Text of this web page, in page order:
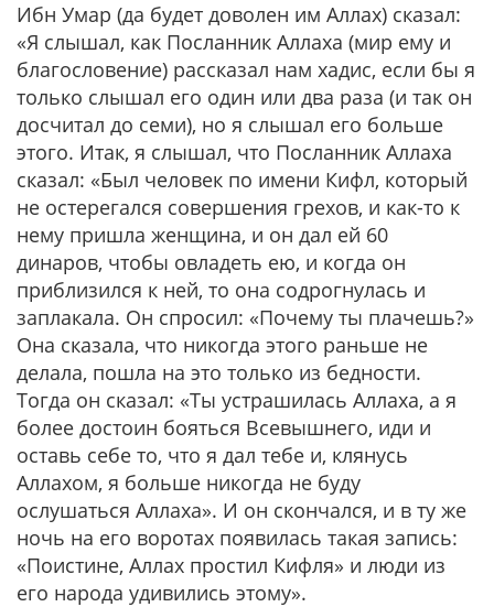
Ибн Умар (да будет доволен им Аллах) сказал:
«Я слышал, как Посланник Аллаха (мир ему и
благословение) рассказал нам хадис, если бы я
только слышал его один или два раза (и так он
досчитал до семи), но я слышал его больше
этого. Итак, я слышал, что Посланник Аллаха
сказал: «Был человек по имени Кифл, который
не остерегался совершения грехов, и как-то к
нему пришла женщина, и он дал ей 60
динаров, чтобы овладеть ею, и когда он
приблизился к ней, то она содрогнулась и
заплакала. Он спросил: «Почему ты плачешь?»
Она сказала, что никогда этого раньше не
делала, пошла на это только из бедности.
Тогда он сказал: «Ты устрашилась Аллаха, а я
более достоин бояться Всевышнего, иди и
оставь себе то, что я дал тебе и, клянусь
Аллахом, я больше никогда не буду
ослушаться Аллаха». И он скончался, и в ту же
ночь на его воротах появилась такая запись:
«Поистине, Аллах простил Кифля» и люди из
его народа удивились этому».